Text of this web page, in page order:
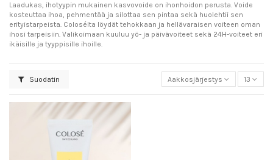
Laadukas, ihotyypin mukainen kasvovoide on ihonhoidon perusta. Voide
kosteuttaa ihoa, pehmentää ja silottaa sen pintaa sekä huolehtii sen
erityistarpeista. Colosélta löydät tehokkaan ja hellävaraisen voiteen oman
ihosi tarpeisiin. Valikoimaan kuuluu yö- ja päivävoiteet sekä 24H-voiteet eri
ikäisille ja tyyppisille ihoille.
Suodatin Aakkosjärjestys 13